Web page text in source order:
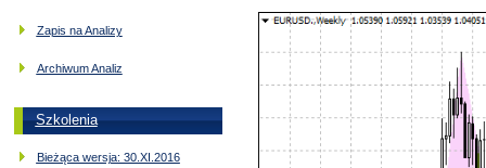
Zapis na Analizy
Archiwum Analiz
Szkolenia
Bieżąca wersja: 30.XI.2016